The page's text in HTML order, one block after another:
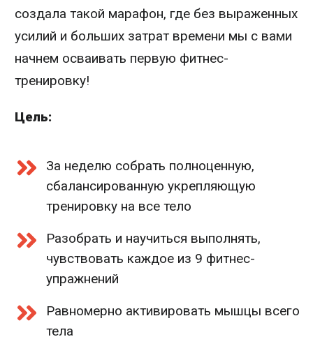
создала такой марафон, где без выраженных
усилий и больших затрат времени мы с вами
начнем осваивать первую фитнес-
тренировку!
Цель:
За неделю собрать полноценную,
сбалансированную укрепляющую
тренировку на все тело
Разобрать и научиться выполнять,
чувствовать каждое из 9 фитнес-
упражнений
Равномерно активировать мышцы всего
тела